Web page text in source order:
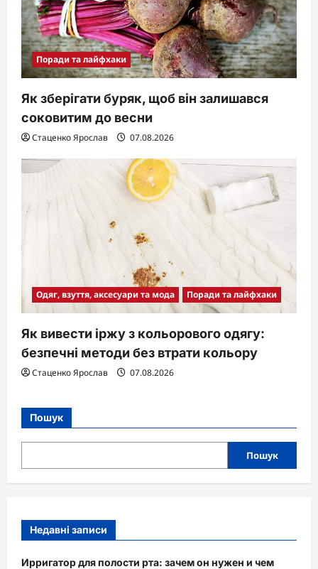
Поради та лайфхаки
Як зберігати буряк, щоб він залишався
соковитим до весни
Стаценко Ярослав 07.08.2026
Одяг, взуття, аксесуари та мода Поради та лайфхаки
Як вивести іржу з кольорового одягу:
безпечні методи без втрати кольору
Стаценко Ярослав 07.08.2026
Пошук
Пошук
Недавні записи
Ирригатор для полости рта: зачем он нужен и чем